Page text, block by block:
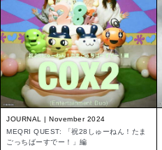
JOURNAL | November 2024
MEQRI QUEST: 「祝28しゅーねん！たま
ごっちばーすでー！」編